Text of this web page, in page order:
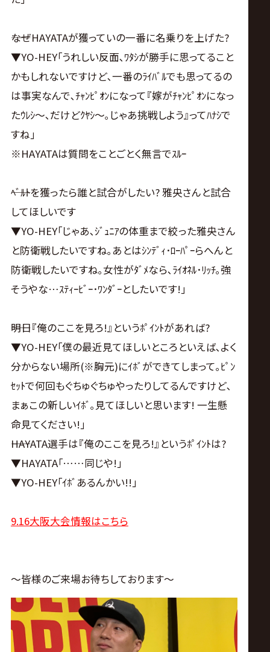
――なぜHAYATAが獲っていの一番に名乗りを上げた?
▼YO-HEY｢うれしい反面､ﾜﾀｼが勝手に思ってること
かもしれないですけど､一番のﾗｲﾊﾞﾙでも思ってるの
は事実なんで､ﾁｬﾝﾋﾟｵﾝになって『嫁がﾁｬﾝﾋﾟｵﾝになっ
たｳﾚｼ～､だけどｸﾔｼ～｡じゃあ挑戦しよう』ってﾊﾅｼで
すね｣
※HAYATAは質問をことごとく無言でｽﾙｰ
――ﾍﾞﾙﾄを獲ったら誰と試合がしたい? 雅央さんと試合
してほしいです
▼YO-HEY｢じゃあ､ｼﾞｭﾆｱの体重まで絞った雅央さん
と防衛戦したいですね｡あとはｼﾝﾃﾞｨ･ﾛｰﾊﾟｰらへんと
防衛戦したいですね｡女性がﾀﾞﾒなら､ﾗｲｵﾈﾙ･ﾘｯﾁ｡強
そうやな…ｽﾃｨｰﾋﾞｰ･ﾜﾝﾀﾞｰとしたいです!｣
――明日『俺のここを見ろ!』というﾎﾟｲﾝﾄがあれば?
▼YO-HEY｢僕の最近見てほしいところといえば､よく
分からない場所(※胸元)にｲﾎﾞができてしまって｡ﾋﾟﾝ
ｾｯﾄで何回もぐちゅぐちゅやったりしてるんですけど､
まぁこの新しいｲﾎﾞ｡見てほしいと思います! 一生懸
命見てください!｣
――HAYATA選手は『俺のここを見ろ!』というﾎﾟｲﾝﾄは?
▼HAYATA｢……同じや!｣
▼YO-HEY｢ｲﾎﾞあるんかい!!｣
9.16大阪大会情報はこちら
～皆様のご来場お待ちしております～